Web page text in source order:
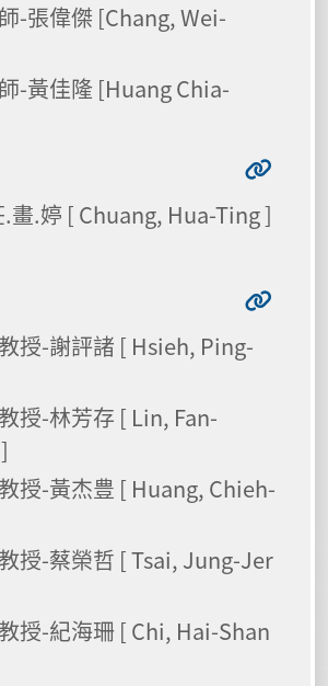
-張偉傑 [Chang, Wei-
-黃佳隆 [Huang Chia-
畫.婷 [ Chuang, Hua-Ting ]
授-謝評諸 [ Hsieh, Ping-
授-林芳存 [ Lin, Fan-
授-黃杰豊 [ Huang, Chieh-
授-蔡榮哲 [ Tsai, Jung-Jer
授-紀海珊 [ Chi, Hai-Shan